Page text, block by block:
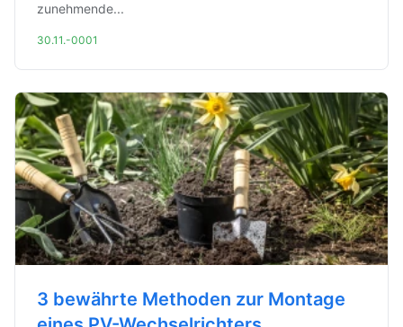
zunehmende...
30.11.-0001
3 bewährte Methoden zur Montage